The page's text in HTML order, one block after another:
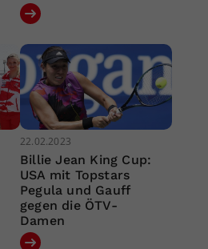
22.02.2023
Billie Jean King Cup:
USA mit Topstars
Pegula und Gauff
gegen die ÖTV-
Damen